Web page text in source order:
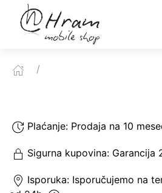
Plaćanje: Prodaja na 10
Sigurna kupovina: Garancija
Isporuka: Isporučujemo na